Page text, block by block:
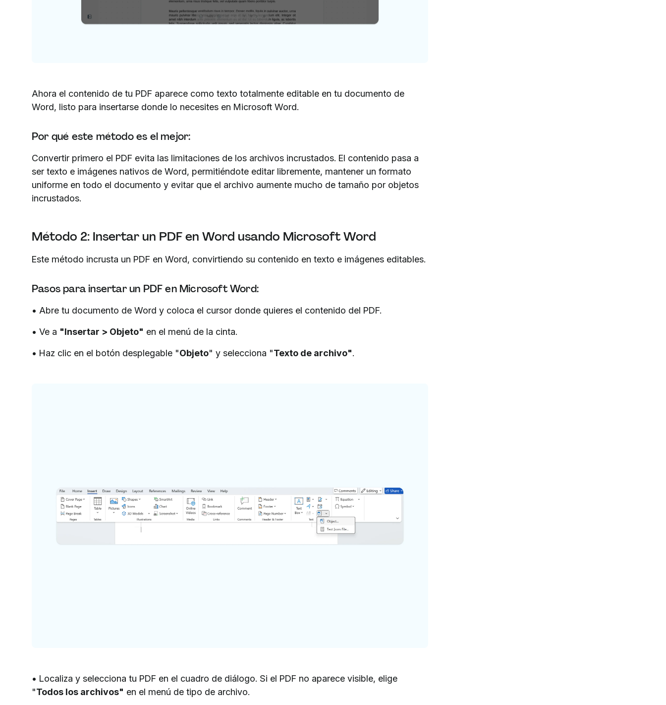
Ahora el contenido de tu PDF aparece como texto totalmente editable en tu documento de
Word, listo para insertarse donde lo necesites en Microsoft Word.
Por qué este método es el mejor:
Convertir primero el PDF evita las limitaciones de los archivos incrustados. El contenido pasa a
ser texto e imágenes nativos de Word, permitiéndote editar libremente, mantener un formato
uniforme en todo el documento y evitar que el archivo aumente mucho de tamaño por objetos
incrustados.
Método 2: Insertar un PDF en Word usando Microsoft Word
Este método incrusta un PDF en Word, convirtiendo su contenido en texto e imágenes editables.
Pasos para insertar un PDF en Microsoft Word:
• Abre tu documento de Word y coloca el cursor donde quieres el contenido del PDF.
• Ve a "Insertar > Objeto" en el menú de la cinta.
• Haz clic en el botón desplegable "Objeto" y selecciona "Texto de archivo".
• Localiza y selecciona tu PDF en el cuadro de diálogo. Si el PDF no aparece visible, elige
"Todos los archivos" en el menú de tipo de archivo.